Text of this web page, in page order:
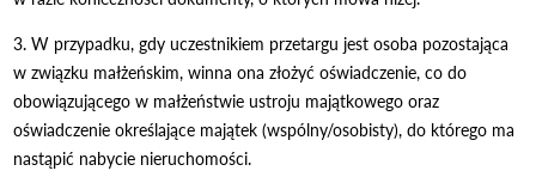
3. W przypadku, gdy uczestnikiem przetargu jest osoba pozostająca
w związku małżeńskim, winna ona złożyć oświadczenie, co do
obowiązującego w małżeństwie ustroju majątkowego oraz
oświadczenie określające majątek (wspólny/osobisty), do którego ma
nastąpić nabycie nieruchomości.